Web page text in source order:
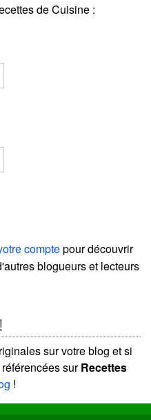
de Cuisine :
comptepour découvrir
blogueurs et lecteurs
sur votre blog et si
surRecettes
!